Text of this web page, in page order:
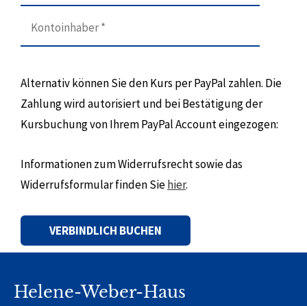
Alternativ können Sie den Kurs per PayPal zahlen. Die
Zahlung wird autorisiert und bei Bestätigung der
Kursbuchung von Ihrem PayPal Account eingezogen:
Informationen zum Widerrufsrecht sowie das
Widerrufsformular finden Siehier.
Helene-Weber-Haus